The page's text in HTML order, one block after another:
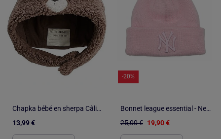
Chapka bébé en sherpa Câlins
13,99 €
-20%
Bonnet league essential - New Era
25,00 € 19,90 €